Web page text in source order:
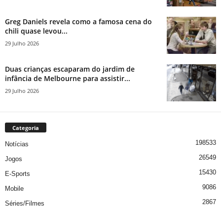
Greg Daniels revela como a famosa cena do
chili quase levou...
29 Julho 2026
Duas crianças escaparam do jardim de
infância de Melbourne para assistir...
29 Julho 2026
Categoria
Notícias 198533
Jogos 26549
E-Sports 15430
Mobile 9086
Séries/Filmes
2867